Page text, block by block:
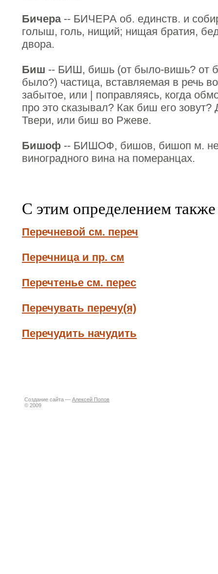
Бичера-- БИЧЕРА об. единств. и
голыш, голь, нищий; нищая братия,
двора.
Биш -- БИШ, бишь (от было-вишь? от
было?) частица, вставляемая в речь
забытое, или | поправляясь, когда
про это сказывал? Как биш его
Твери, или биш во Ржеве.
Бишоф -- БИШОФ, бишов, бишоп м.
виноградного вина на померанцах.
С этим определением
Перечневой см. переч
Перечница и пр. см
Перечтенье см. перес
Перечувать перечу(я)
Перечудить начудить
Создание сайта — Алексей Попов
© 2009